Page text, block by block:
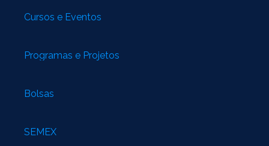
Cursos e Eventos
Programas e Projetos
Bolsas
SEMEX